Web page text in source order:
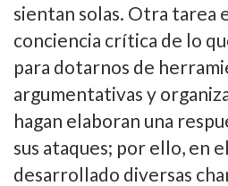
sientan solas. Otra tarea
conciencia crí­tica de lo
para dotarnos de
argumentativas y
hagan elaboran una
sus ataques; por ello, en
desarrollado diversas